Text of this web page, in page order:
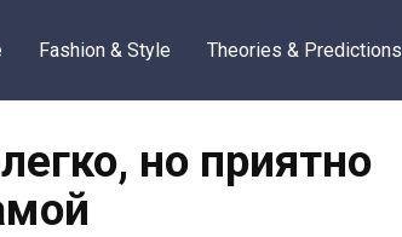
Fashion & Style Theories & Predictions
но приятно